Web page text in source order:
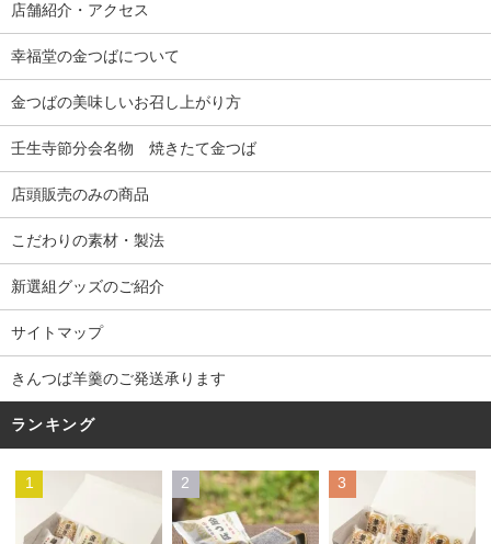
店舗紹介・アクセス
幸福堂の金つばについて
金つばの美味しいお召し上がり方
壬生寺節分会名物 焼きたて金つば
店頭販売のみの商品
こだわりの素材・製法
新選組グッズのご紹介
サイトマップ
きんつば羊羹のご発送承ります
ランキング
1 2 3